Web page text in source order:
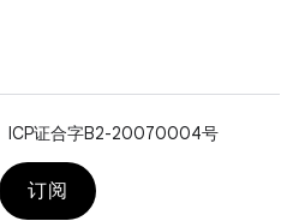
ICP证合字B2-20070004号
订阅